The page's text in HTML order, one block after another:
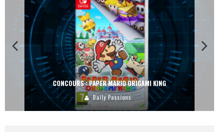
CONCOURS : PAPER MARIO ORIGAMI KING
Daily Passions